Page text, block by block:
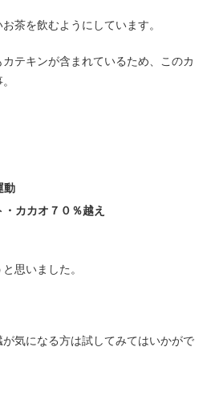
茶を飲むようにしています。
テキンが含まれているため、このカ
動
カカオ７０％越え
思いました。
気になる方は試してみてはいかがで